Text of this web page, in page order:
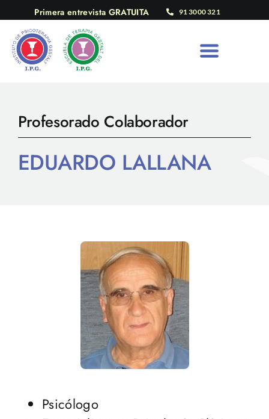
contenido
Primera entrevista GRATUITA 91 3000 321
Profesorado Colaborador
EDUARDO LALLANA
Psicólogo